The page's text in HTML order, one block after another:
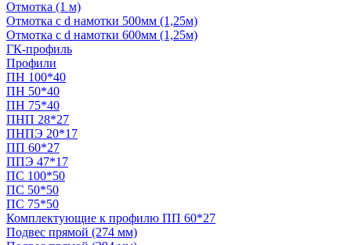
Отмотка (1 м)
Отмотка с d намотки 500мм (1,25м)
Отмотка с d намотки 600мм (1,25м)
ГК-профиль
Профили
ПН 100*40
ПН 50*40
ПН 75*40
ПНП 28*27
ПНПЭ 20*17
ПП 60*27
ППЭ 47*17
ПС 100*50
ПС 50*50
ПС 75*50
Комплектующие к профилю ПП 60*27
Подвес прямой (274 мм)